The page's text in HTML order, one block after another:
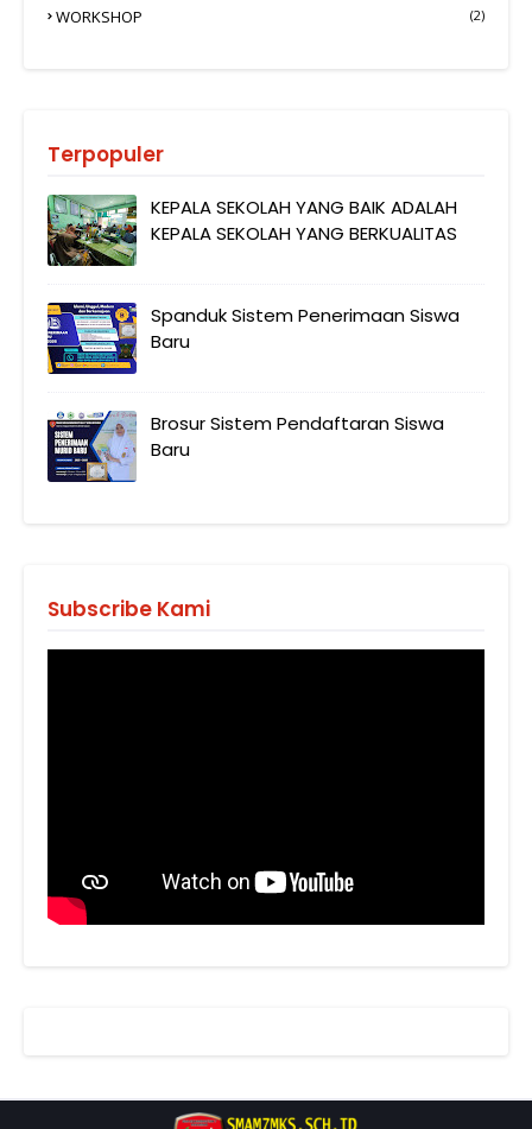
WORKSHOP (2)
Terpopuler
KEPALA SEKOLAH YANG BAIK ADALAH
KEPALA SEKOLAH YANG BERKUALITAS
Spanduk Sistem Penerimaan Siswa
Baru
Brosur Sistem Pendaftaran Siswa
Baru
Subscribe Kami